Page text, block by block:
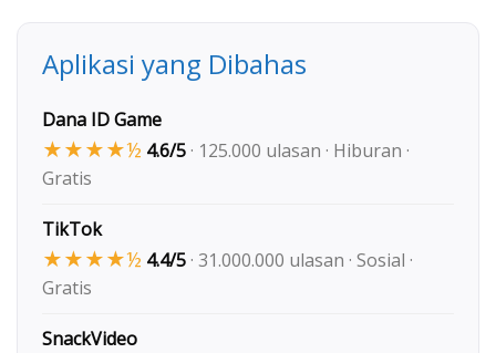
Aplikasi yang Dibahas
Dana ID Game
★★★★½ 4.6/5· 125.000 ulasan · Hiburan ·
Gratis
TikTok
★★★★½ 4.4/5· 31.000.000 ulasan · Sosial ·
Gratis
SnackVideo